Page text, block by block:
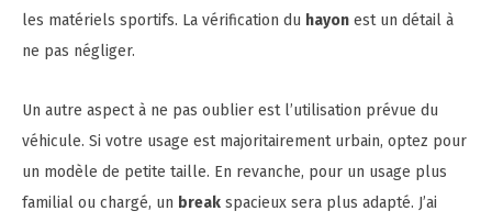
les matériels sportifs. La vérification du hayon est un détail à
ne pas négliger.
Un autre aspect à ne pas oublier est l’utilisation prévue du
véhicule. Si votre usage est majoritairement urbain, optez pour
un modèle de petite taille. En revanche, pour un usage plus
familial ou chargé, un break spacieux sera plus adapté. J’ai